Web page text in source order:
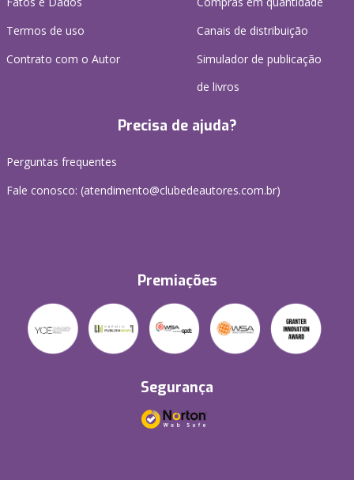
Termos de uso
Contrato com o Autor
Canais de distribuição
Simulador de publicação
de livros
Precisa de ajuda?
Perguntas frequentes
Fale conosco: (atendimento@clubedeautores.com.br)
Premiações
Segurança